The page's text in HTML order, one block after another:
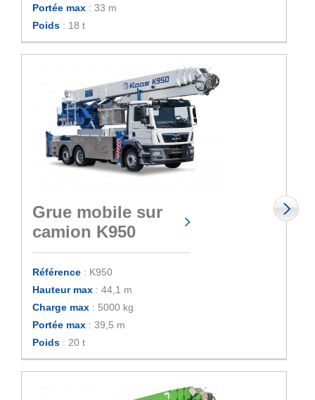
Portée max : 33 m
Poids : 18 t
Grue mobile sur
camion K950
Référence : K950
Hauteur max : 44,1 m
Charge max : 5000 kg
Portée max : 39,5 m
Poids : 20 t